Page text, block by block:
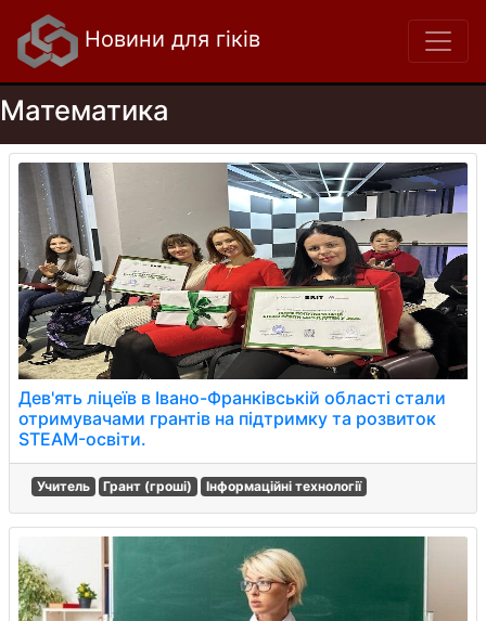
Новини для гіків
Математика
Дев'ять ліцеїв в Івано-Франківській області стали
отримувачами грантів на підтримку та розвиток
STEAM-освіти.
Учитель Грант (гроші) Інформаційні технології